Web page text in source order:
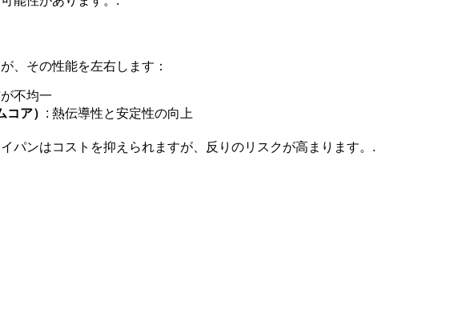
、その性能を左右します：
不均一
ア） : 熱伝導性と安定性の向上
パンはコストを抑えられますが、反りのリスクが高まります。.